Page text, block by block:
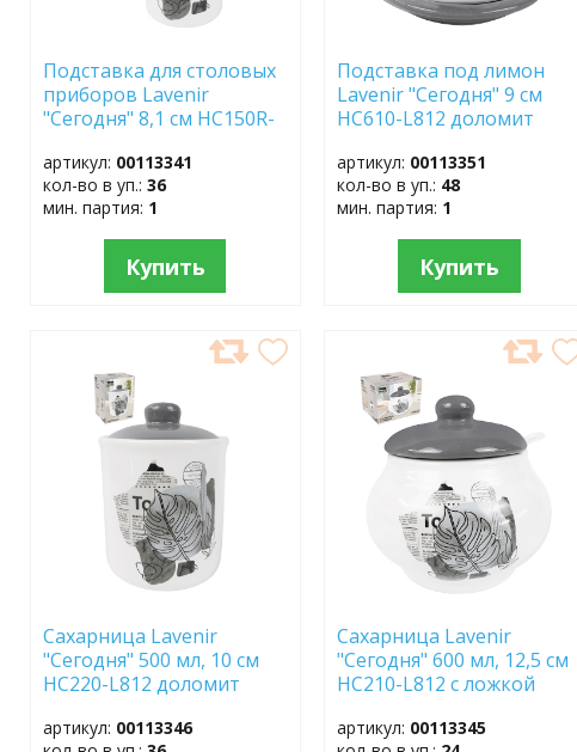
Подставка для столовых
приборов Lavenir
"Сегодня" 8,1 см HC150R-
артикул: 00113341
кол-во в уп.:36
мин. партия: 1
Купить
Подставка под лимон
Lavenir "Сегодня" 9 см
HC610-L812 доломит
артикул: 00113351
кол-во в уп.: 48
мин. партия: 1
Купить
ИЗБРАННОЕ
Сахарница Lavenir
"Сегодня" 500 мл, 10 см
HC220-L812 доломит
артикул: 00113346
В
ИЗБРАННОЕ
Сахарница Lavenir
"Сегодня" 600 мл, 12,5 см
HC210-L812 с ложкой
артикул: 00113345